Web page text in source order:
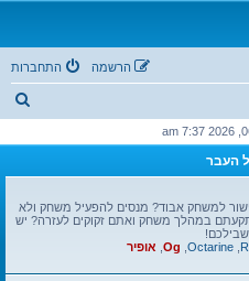
התחברות הרשמה
ו
העבר
למשחק אבוד? מנסים להפעיל משחק ולא
במהלך משחק ואתם זקוקים לעזרה? יש
Octarine
Og אופיר